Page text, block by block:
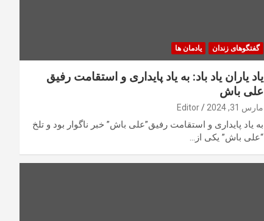
گفتگوهای زندان یادمان ها
یاد یاران یاد باد: به یاد پایداری و استقامت رفیق
علی باش
مارس 31, 2024 Editor
به یاد پایداری و استقامت رفیق”علی باش” خبر ناگوار بود و تلخ
“علی باش” یکی از…